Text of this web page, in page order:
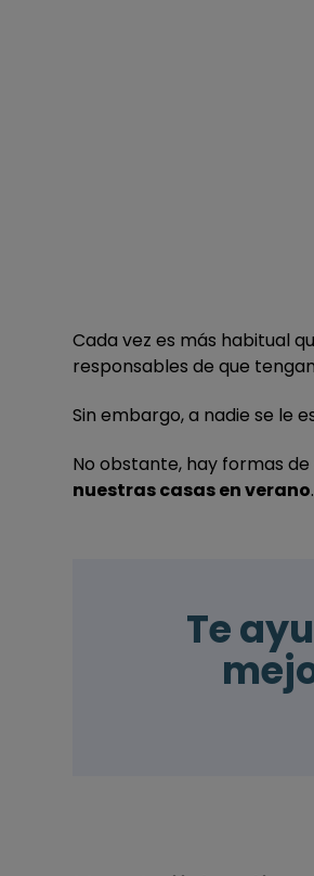
Cada vez es más habitual
responsables de que
Sin embargo, a nadie se le
No obstante, hay formas
nuestras casas en verano.
Te